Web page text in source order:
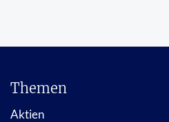
Themen
Aktien